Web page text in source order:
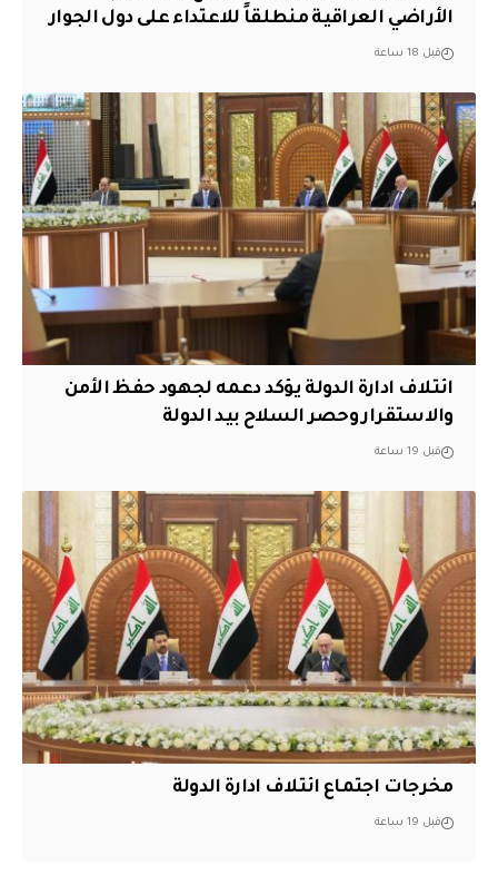
الأراضي العراقية منطلقاً للاعتداء على دول الجوار
قبل 18 ساعة
ائتلاف ادارة الدولة يؤكد دعمه لجهود حفظ الأمن
والاستقرار وحصر السلاح بيد الدولة
قبل 19 ساعة
مخرجات اجتماع ائتلاف ادارة الدولة
قبل 19 ساعة